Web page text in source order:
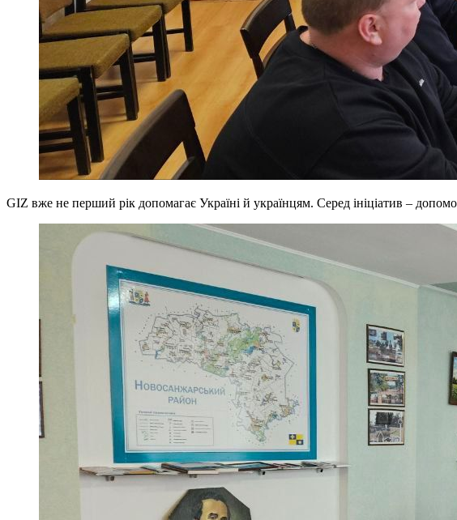
GIZ вже не перший рік допомагає Україні й українцям. Серед ініціатив –